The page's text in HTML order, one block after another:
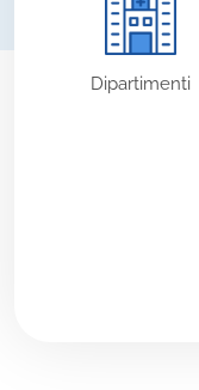
Dipartimenti